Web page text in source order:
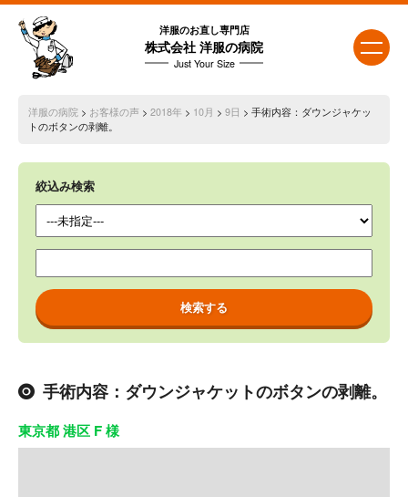
洋服のお直し専門店
株式会社 洋服の病院
Just Your Size
洋服の病院 > お客様の声> 2018年 > 10月 > 9日 > 手術内容：ダウンジャケッ
トのボタンの剥離。
絞込み検索
手術内容：ダウンジャケットのボタンの剥離。
東京都 港区 F 様